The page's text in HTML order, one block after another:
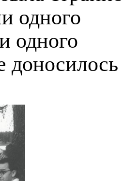
одного
одного
доносилось